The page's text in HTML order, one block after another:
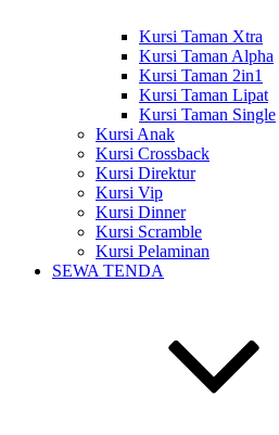
Kursi Taman Xtra
Kursi Taman Alpha
Kursi Taman 2in1
Kursi Taman Lipat
Kursi Taman Single
Kursi Anak
Kursi Crossback
Kursi Direktur
Kursi Vip
Kursi Dinner
Kursi Scramble
Kursi Pelaminan
SEWA TENDA